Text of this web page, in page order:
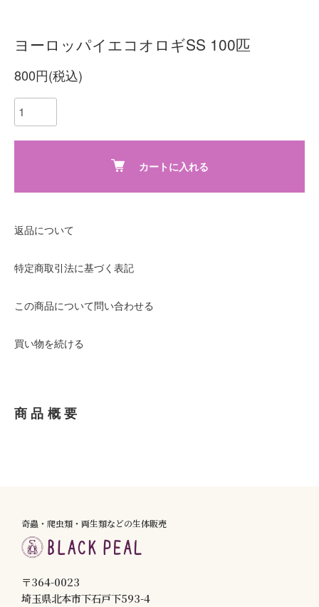
ヨーロッパイエコオロギSS 100匹
800円(税込)
カートに入れる
返品について
特定商取引法に基づく表記
この商品について問い合わせる
買い物を続ける
商品概要
奇蟲・爬虫類・両生類などの生体販売
〒364-0023
埼玉県北本市下石戸下593-4